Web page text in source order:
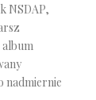
NSDAP,
album
nadmiernie